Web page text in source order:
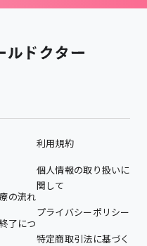
の流れ
了につ
利用規約
個人情報の取り扱いに
関して
プライバシーポリシー
特定商取引法に基づく